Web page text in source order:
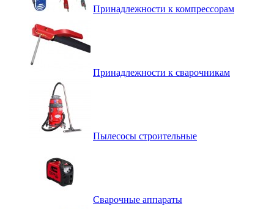
Принадлежности к компрессорам
Принадлежности к сварочникам
Пылесосы строительные
Сварочные аппараты